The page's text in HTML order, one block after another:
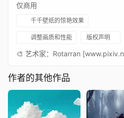
仅商用
千千壁纸的惊艳效果
调整画质和性能 版权声明
作者的其他作品